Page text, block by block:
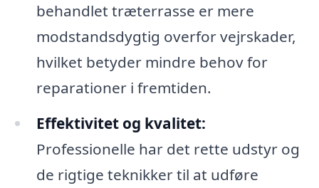
behandlet træterrasse er mere
modstandsdygtig overfor vejrskader,
hvilket betyder mindre behov for
reparationer i fremtiden.
Effektivitet og kvalitet:
Professionelle har det rette udstyr og
de rigtige teknikker til at udføre